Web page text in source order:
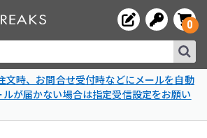
0
文時、お問合せ受付時などにメールを自動
が届かない場合は指定受信設定をお願い